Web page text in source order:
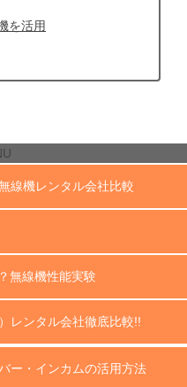
を活用
線機レンタル会社比較
無線機性能実験
レンタル会社徹底比較!!
ー・インカムの活用方法